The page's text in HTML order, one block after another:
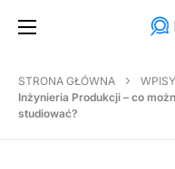
STRONA GŁÓWNA
Inżynieria Produkcji – co
studiować?